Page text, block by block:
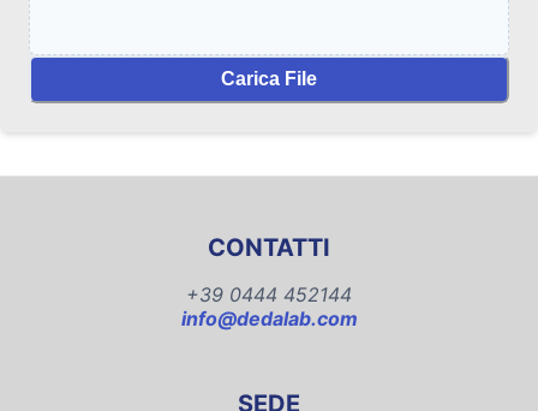
Carica File
CONTATTI
+39 0444 452144
info@dedalab.com
SEDE